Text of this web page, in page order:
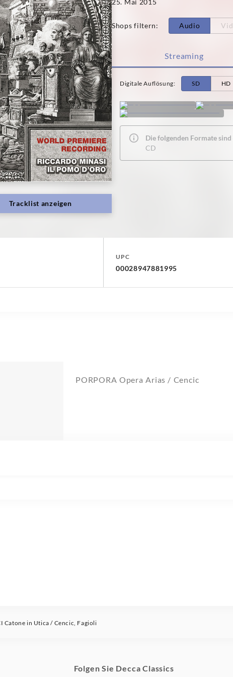
Tracklist anzeigen
25. Mai 2015
Shops filtern: Audio
Streaming
Digitale Auflösung: SD HD
Die folgenden Formate
CD
UPC
00028947881995
PORPORA Opera Arias / Cencic
Catone in Utica / Cencic, Fagioli
Folgen Sie Decca Classics